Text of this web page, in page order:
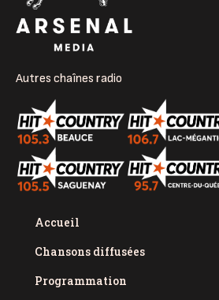
Autres chaînes radio
Accueil
Chansons diffusées
Programmation